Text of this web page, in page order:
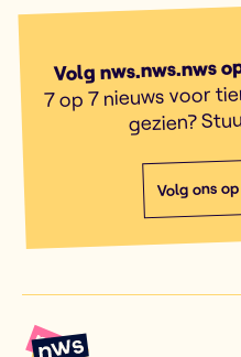
Volg nws.nws.nws
7 op 7 nieuws voor
gezien?
Volg ons